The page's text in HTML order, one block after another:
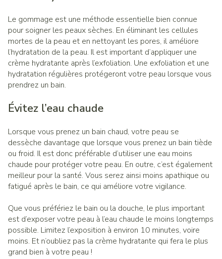
Le gommage est une méthode essentielle bien connue
pour soigner les peaux sèches. En éliminant les cellules
mortes de la peau et en nettoyant les pores, il améliore
l’hydratation de la peau. Il est important d’appliquer une
crème hydratante après l’exfoliation. Une exfoliation et une
hydratation régulières protégeront votre peau lorsque vous
prendrez un bain.
Évitez l’eau chaude
Lorsque vous prenez un bain chaud, votre peau se
dessèche davantage que lorsque vous prenez un bain tiède
ou froid. Il est donc préférable d’utiliser une eau moins
chaude pour protéger votre peau. En outre, c’est également
meilleur pour la santé. Vous serez ainsi moins apathique ou
fatigué après le bain, ce qui améliore votre vigilance.
Que vous préfériez le bain ou la douche, le plus important
est d’exposer votre peau à l’eau chaude le moins longtemps
possible. Limitez l’exposition à environ 10 minutes, voire
moins. Et n’oubliez pas la crème hydratante qui fera le plus
grand bien à votre peau !